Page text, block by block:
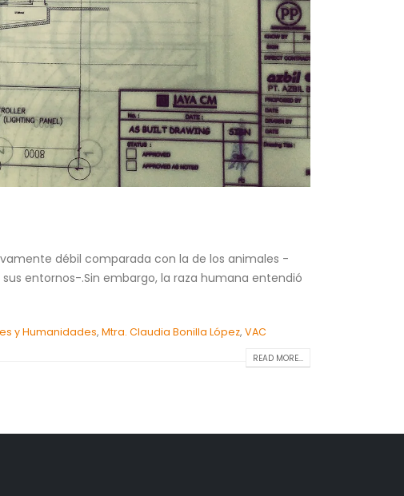
débil comparada con la de los animales -
entornos-.Sin embargo, la raza humana entendió
y Humanidades,Mtra. Claudia Bonilla López,VAC
READ MORE...